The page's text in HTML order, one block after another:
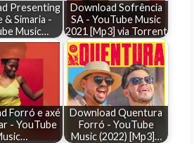
Presenting
& Simaria -
Music…
Download Sofrência
SA - YouTube Music
2021 [Mp3] via Torrent
Forró e axé
- YouTube
Download Quentura
Forró - YouTube
Music (2022) [Mp3]…